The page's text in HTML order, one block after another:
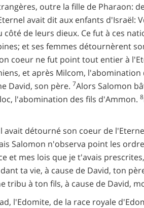
outre la fille de Pharaon:
avait dit aux enfants d'Israël:
de leurs dieux. Ce fut à ces
et ses femmes détournèrent
coeur ne fut point tout entier à
et après Milcom, l'abomination
David, son père. 7Alors Salomon
l'abomination des fils d'Ammon. 8
détourné son coeur de
Salomon n'observa point les
et mes lois que je t'avais
ta vie, à cause de David, ton
à ton fils, à cause de David,
l'Edomite, de la race royale